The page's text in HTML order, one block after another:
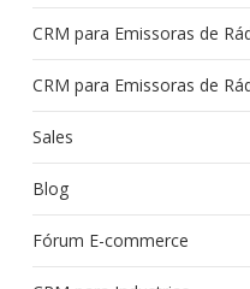
CRM para Emissoras de
CRM para Emissoras de
Sales
Blog
Fórum E-commerce